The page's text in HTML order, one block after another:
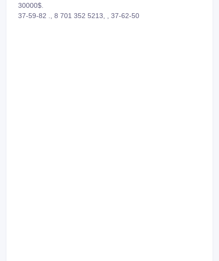
30000$.
37-59-82 ., 8 701 352 5213, , 37-62-50